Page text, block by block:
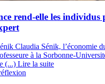
rend-elle les individus
Claudia Sénik, l’économie
à la Sorbonne-
(...) Lire la suite